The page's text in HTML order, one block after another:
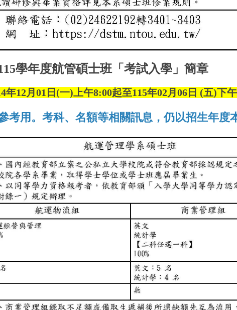
學年度航管碩士班「考試入學」簡章
年12月01日(一)上午8:00起至115年02月06日 (五)下
考用。考科、名額等相關訊息，仍以招生年度